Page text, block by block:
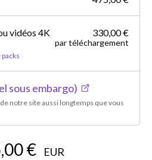
vidéos 4K
330,00 €
par téléchargement
sous embargo)
notre site aussi longtemps que vous
€ EUR